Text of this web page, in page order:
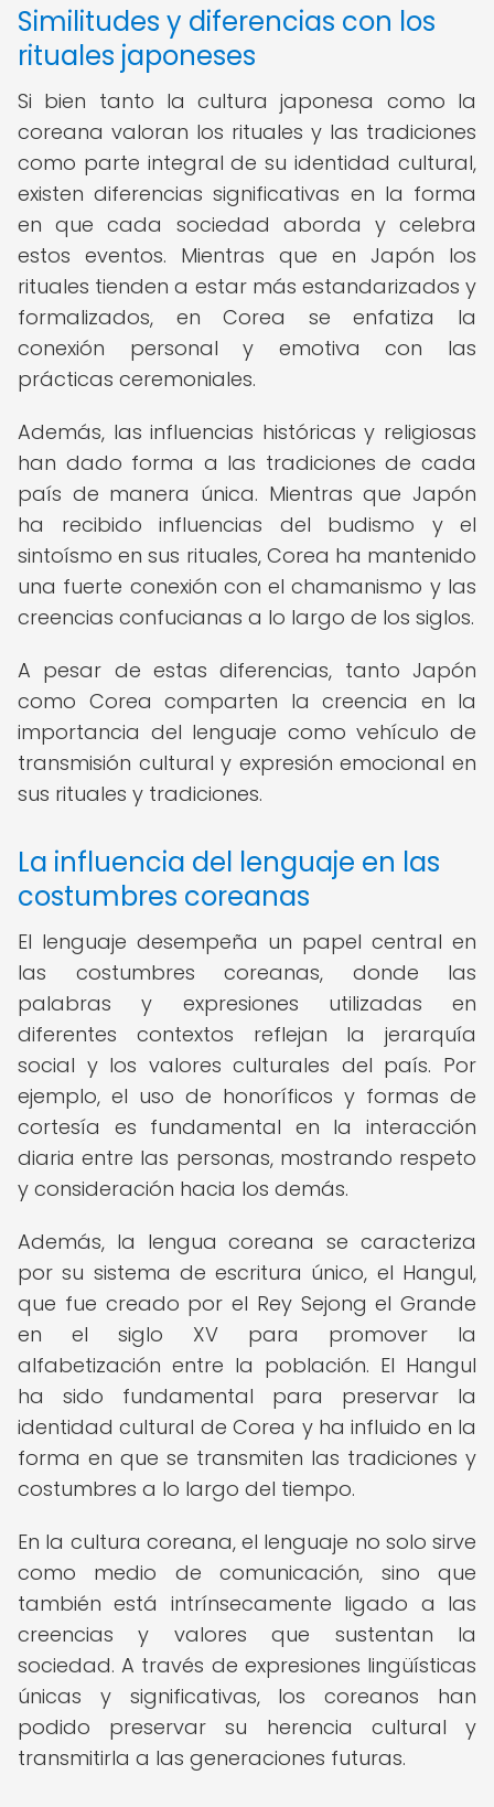
Similitudes y diferencias con los
rituales japoneses
Si bien tanto la cultura japonesa como la
coreana valoran los rituales y las tradiciones
como parte integral de su identidad cultural,
existen diferencias significativas en la forma
en que cada sociedad aborda y celebra
estos eventos. Mientras que en Japón los
rituales tienden a estar más estandarizados y
formalizados, en Corea se enfatiza la
conexión personal y emotiva con las
prácticas ceremoniales.
Además, las influencias históricas y religiosas
han dado forma a las tradiciones de cada
país de manera única. Mientras que Japón
ha recibido influencias del budismo y el
sintoísmo en sus rituales, Corea ha mantenido
una fuerte conexión con el chamanismo y las
creencias confucianas a lo largo de los siglos.
A pesar de estas diferencias, tanto Japón
como Corea comparten la creencia en la
importancia del lenguaje como vehículo de
transmisión cultural y expresión emocional en
sus rituales y tradiciones.
La influencia del lenguaje en las
costumbres coreanas
El lenguaje desempeña un papel central en
las costumbres coreanas, donde las
palabras y expresiones utilizadas en
diferentes contextos reflejan la jerarquía
social y los valores culturales del país. Por
ejemplo, el uso de honoríficos y formas de
cortesía es fundamental en la interacción
diaria entre las personas, mostrando respeto
y consideración hacia los demás.
Además, la lengua coreana se caracteriza
por su sistema de escritura único, el Hangul,
que fue creado por el Rey Sejong el Grande
en el siglo XV para promover la
alfabetización entre la población. El Hangul
ha sido fundamental para preservar la
identidad cultural de Corea y ha influido en la
forma en que se transmiten las tradiciones y
costumbres a lo largo del tiempo.
En la cultura coreana, el lenguaje no solo sirve
como medio de comunicación, sino que
también está intrínsecamente ligado a las
creencias y valores que sustentan la
sociedad. A través de expresiones lingüísticas
únicas y significativas, los coreanos han
podido preservar su herencia cultural y
transmitirla a las generaciones futuras.